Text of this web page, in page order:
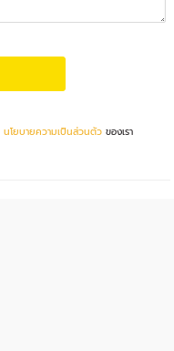
นโยบายความเป็นส่วนตัวของเรา